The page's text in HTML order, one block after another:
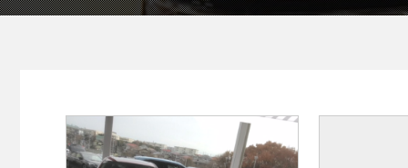
試乗車でさがす